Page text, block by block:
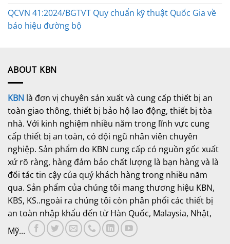
QCVN 41:2024/BGTVT Quy chuẩn kỹ thuật Quốc Gia về
báo hiệu đường bộ
ABOUT KBN
KBN là đơn vị chuyên sản xuất và cung cấp thiết bị an
toàn giao thông, thiết bị bảo hộ lao động, thiết bị tòa
nhà. Với kinh nghiệm nhiều năm trong lĩnh vực cung
cấp thiết bị an toàn, có đội ngũ nhân viên chuyên
nghiệp. Sản phẩm do KBN cung cấp có nguồn gốc xuất
xứ rõ ràng, hàng đảm bảo chất lượng là bạn hàng và là
đối tác tin cậy của quý khách hàng trong nhiều năm
qua. Sản phẩm của chúng tôi mang thương hiệu KBN,
KBS, KS..ngoài ra chúng tôi còn phân phối các thiết bị
an toàn nhập khẩu đến từ Hàn Quốc, Malaysia, Nhật,
Mỹ...